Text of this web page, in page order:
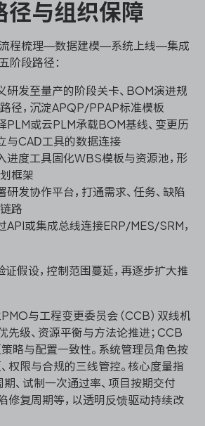
径与组织保障
流程梳理—数据建模—系统上线—集成
阶段路径：
研发至量产的阶段关卡、BOM演进规
径，沉淀APQP/PPAP标准模板
PLM或云PLM承载BOM基线、变更历
与CAD工具的数据连接
进度工具固化WBS模板与资源池，形
框架
研发协作平台，打通需求、任务、缺陷
路
API或集成总线连接ERP/MES/SRM，
假设，控制范围蔓延，再逐步扩大推
与工程变更委员会（CCB）双线机
先级、资源平衡与方法论推进；CCB
略与配置一致性。系统管理员角色按
权限与合规的三线管控。核心度量指
、试制一次通过率、项目按期交付
修复周期等，以透明反馈驱动持续改